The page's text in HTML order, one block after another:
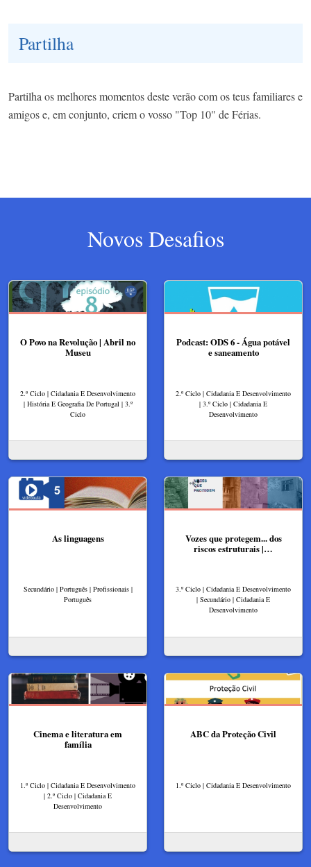
Partilha
Partilha os melhores momentos deste verão com os teus familiares e
amigos e, em conjunto, criem o vosso "Top 10" de Férias​.
Novos Desafios
O Povo na Revolução | Abril no
Museu
2.º Ciclo | Cidadania E Desenvolvimento
| História E Geografia De Portugal | 3.º
Ciclo
Podcast: ODS 6 - Água potável
e saneamento
2.º Ciclo | Cidadania E Desenvolvimento
| 3.º Ciclo | Cidadania E
Desenvolvimento
As linguagens
Secundário | Português | Profissionais |
Português
Vozes que protegem... dos
riscos estruturais |…
3.º Ciclo | Cidadania E Desenvolvimento
| Secundário | Cidadania E
Desenvolvimento
Cinema e literatura em
família
1.º Ciclo | Cidadania E Desenvolvimento
| 2.º Ciclo | Cidadania E
Desenvolvimento
ABC da Proteção Civil
1.º Ciclo | Cidadania E Desenvolvimento